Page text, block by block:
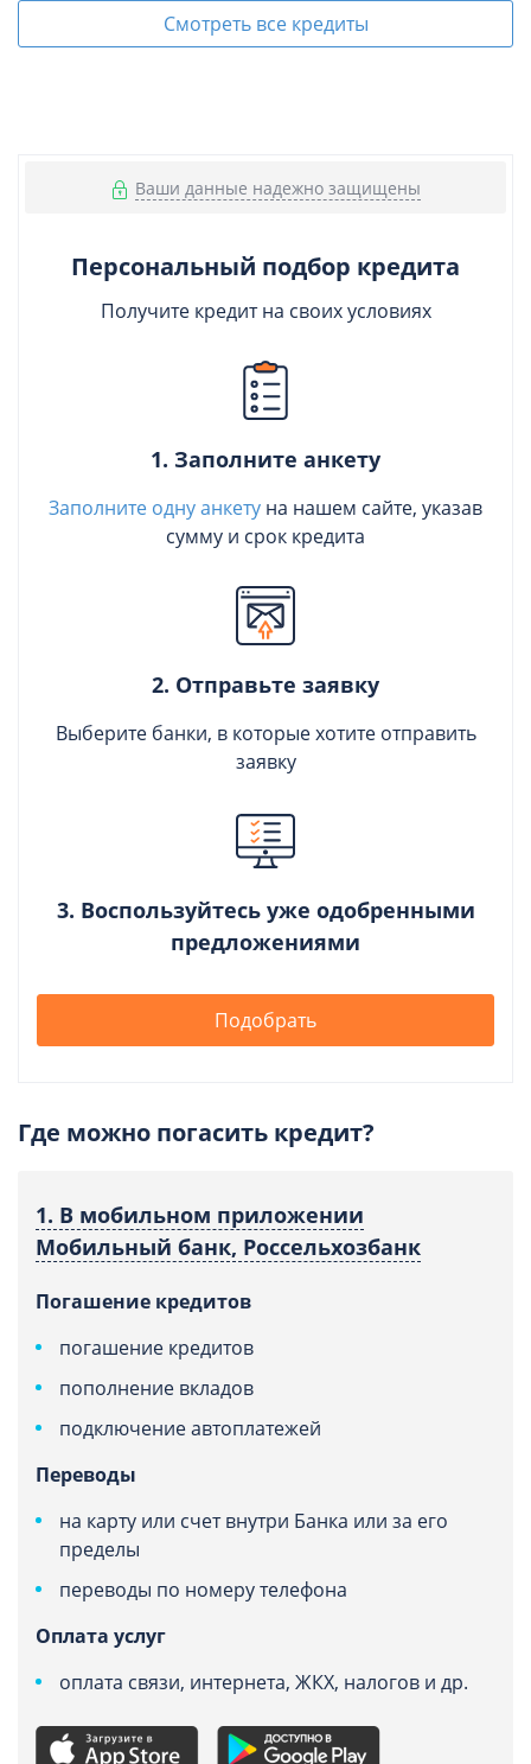
Смотреть все кредиты
Ваши данные надежно защищены
Персональный подбор кредита
Получите кредит на своих условиях
1. Заполните анкету
Заполните одну анкету на нашем сайте, указав
сумму и срок кредита
2. Отправьте заявку
Выберите банки, в которые хотите отправить
заявку
3. Воспользуйтесь уже одобренными
предложениями
Подобрать
Где можно погасить кредит?
1. В мобильном приложении
Мобильный банк, Россельхозбанк
Погашение кредитов
погашение кредитов
пополнение вкладов
подключение автоплатежей
Переводы
на карту или счет внутри Банка или за его
пределы
переводы по номеру телефона
Оплата услуг
оплата связи, интернета, ЖКХ, налогов и др.